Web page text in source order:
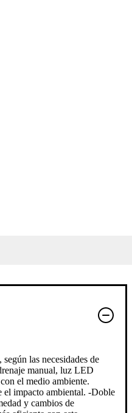
las necesidades de
manual, luz LED
el medio ambiente.
el impacto ambiental. -Doble
y cambios de